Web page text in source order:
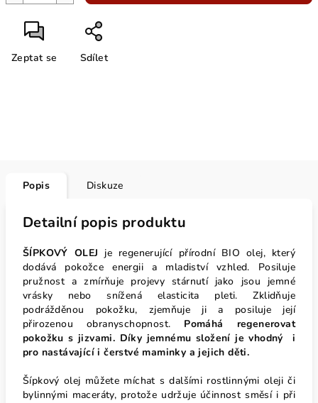
Zeptat se Sdílet
Popis Diskuze
Detailní popis produktu
ŠÍPKOVÝ OLEJ je regenerující přírodní BIO olej, který
dodává pokožce energii a mladiství vzhled. Posiluje
pružnost a zmírňuje projevy stárnutí jako jsou jemné
vrásky nebo snížená elasticita pleti. Zklidňuje
podrážděnou pokožku, zjemňuje ji a posiluje její
přirozenou obranyschopnost. Pomáhá regenerovat
pokožku s jizvami. Díky jemnému složení je vhodný i
pro nastávající i čerstvé maminky a jejich děti.
Šípkový olej můžete míchat s dalšími rostlinnými oleji či
bylinnými maceráty, protože udržuje účinnost směsí i při